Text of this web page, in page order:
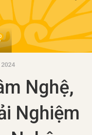
Xác
Mã Cổ
Địa
Bí ẩn
Hóa Đá